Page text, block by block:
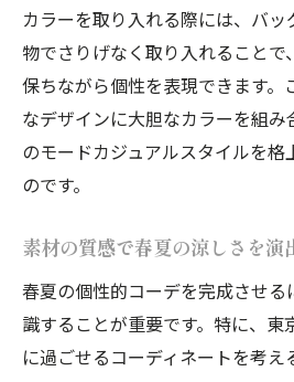
シティライフに合う実
ト
独自の感性を活かした
日常に取り入れるファ
点
個性的コーデで表現する自
パーソナリティを反映さ
ト
オンオフどちらでも使
トレンドを自分流にア
カラーを取り入れる際には、バ
物でさりげなく取り入れることで
保ちながら個性を表現できます。
なデザインに大胆なカラーを組み
のモードカジュアルスタイルを格
のです。
素材の質感で春夏の涼しさを演
春夏の個性的コーデを完成させ
識することが重要です。特に、東
に過ごせるコーディネートを考